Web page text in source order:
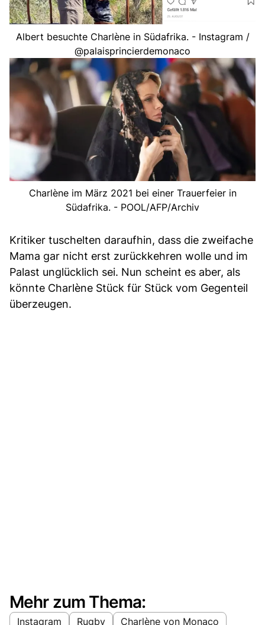
Albert besuchte Charlène in Südafrika. - Instagram /
@palaisprincierdemonaco
Charlène im März 2021 bei einer Trauerfeier in
Südafrika. - POOL/AFP/Archiv
Kritiker tuschelten daraufhin, dass die zweifache
Mama gar nicht erst zurückkehren wolle und im
Palast unglücklich sei. Nun scheint es aber, als
könnte Charlène Stück für Stück vom Gegenteil
überzeugen.
Mehr zum Thema:
Instagram Rugby Charlène von Monaco